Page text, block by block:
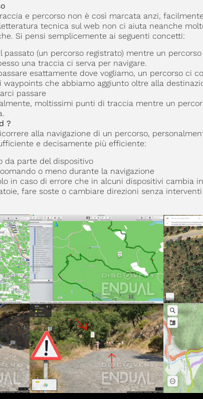
e percorso non è così marcata anzi,
tecnica sul web non ci aiuta neanche
Si pensi semplicemente ai seguenti concetti:
(un percorso registrato) mentre un
una traccia ci serva per navigare.
esattamente dove vogliamo, un percorso ci
che abbiamo aggiunto oltre alla
passare
moltissimi punti di traccia mentre un
?
alla navigazione di un percorso,
e decisamente più efficiente:
da parte del dispositivo
o meno durante la navigazione
in caso di errore che in alcuni dispositivi cambia
fare soste o cambiare direzioni senza